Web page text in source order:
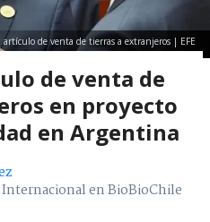
de venta de tierras a extranjeros | EFE
de venta de
en proyecto
en Argentina
Internacional en BioBioChile